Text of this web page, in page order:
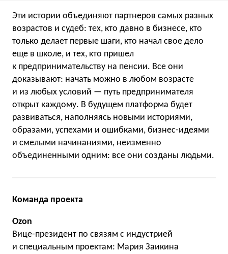
Эти истории объединяют партнеров самых разных
возрастов и судеб: тех, кто давно в бизнесе, кто
только делает первые шаги, кто начал свое дело
еще в школе, и тех, кто пришел
к предпринимательству на пенсии. Все они
доказывают: начать можно в любом возрасте
и из любых условий — путь предпринимателя
открыт каждому. В будущем платформа будет
развиваться, наполняясь новыми историями,
образами, успехами и ошибками, бизнес-идеями
и смелыми начинаниями, неизменно
объединенными одним: все они созданы людьми.
Команда проекта
Ozon
Вице-президент по связям с индустрией
и специальным проектам: Мария Заикина